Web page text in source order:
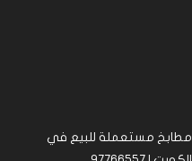
مطابخ مستعملة للبيع في